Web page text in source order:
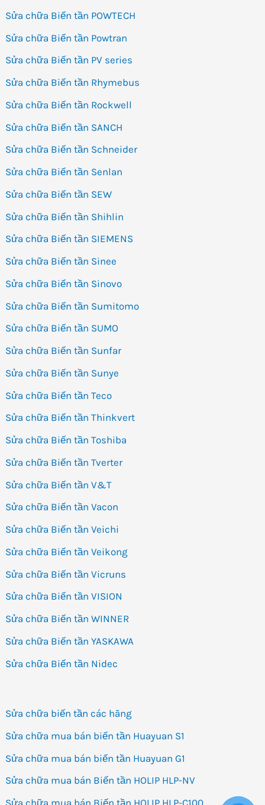
Sửa chữa Biến tần POWTECH
Sửa chữa Biến tần Powtran
Sửa chữa Biến tần PV series
Sửa chữa Biến tần Rhymebus
Sửa chữa Biến tần Rockwell
Sửa chữa Biến tần SANCH
Sửa chữa Biến tần Schneider
Sửa chữa Biến tần Senlan
Sửa chữa Biến tần SEW
Sửa chữa Biến tần Shihlin
Sửa chữa Biến tần SIEMENS
Sửa chữa Biến tần Sinee
Sửa chữa Biến tần Sinovo
Sửa chữa Biến tần Sumitomo
Sửa chữa Biến tần SUMO
Sửa chữa Biến tần Sunfar
Sửa chữa Biến tần Sunye
Sửa chữa Biến tần Teco
Sửa chữa Biến tần Thinkvert
Sửa chữa Biến tần Toshiba
Sửa chữa Biến tần Tverter
Sửa chữa Biến tần V&T
Sửa chữa Biến tần Vacon
Sửa chữa Biến tần Veichi
Sửa chữa Biến tần Veikong
Sửa chữa Biến tần Vicruns
Sửa chữa Biến tần VISION
Sửa chữa Biến tần WINNER
Sửa chữa Biến tần YASKAWA
Sửa chữa Biến tần Nidec
Sửa chữa biến tần các hãng
Sửa chữa mua bán biến tần Huayuan S1
Sửa chữa mua bán biến tần Huayuan G1
Sửa chữa mua bán Biến tần HOLIP HLP-NV